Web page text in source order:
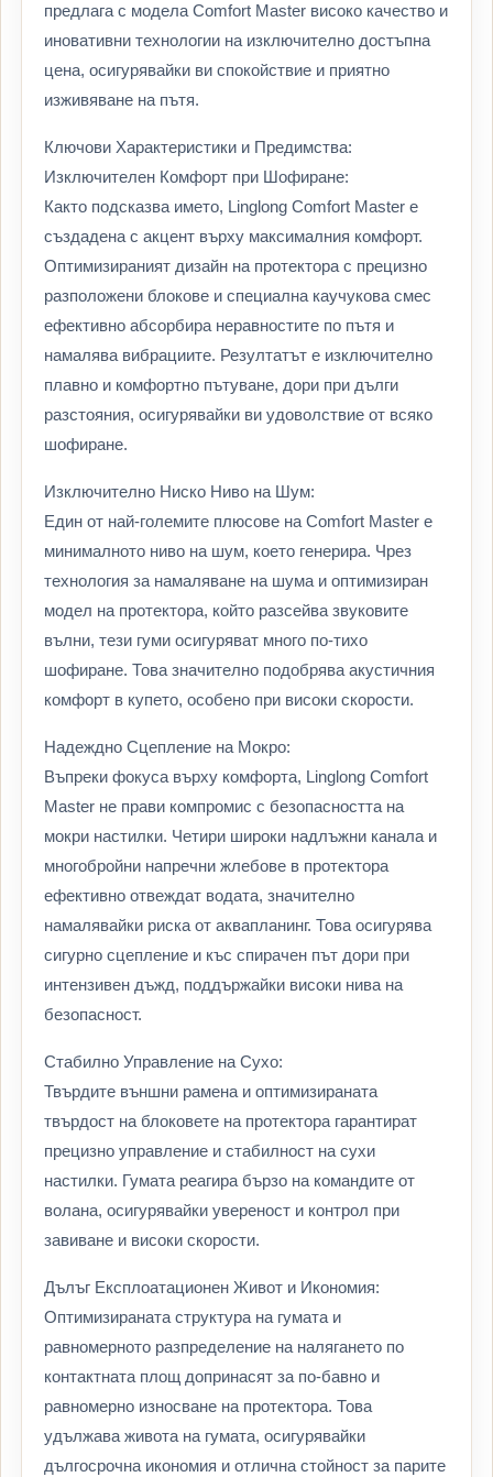
предлага с модела Comfort Master високо качество и
иновативни технологии на изключително достъпна
цена, осигурявайки ви спокойствие и приятно
изживяване на пътя.
Ключови Характеристики и Предимства:
Изключителен Комфорт при Шофиране:
Както подсказва името, Linglong Comfort Master е
създадена с акцент върху максималния комфорт.
Оптимизираният дизайн на протектора с прецизно
разположени блокове и специална каучукова смес
ефективно абсорбира неравностите по пътя и
намалява вибрациите. Резултатът е изключително
плавно и комфортно пътуване, дори при дълги
разстояния, осигурявайки ви удоволствие от всяко
шофиране.
Изключително Ниско Ниво на Шум:
Един от най-големите плюсове на Comfort Master е
минималното ниво на шум, което генерира. Чрез
технология за намаляване на шума и оптимизиран
модел на протектора, който разсейва звуковите
вълни, тези гуми осигуряват много по-тихо
шофиране. Това значително подобрява акустичния
комфорт в купето, особено при високи скорости.
Надеждно Сцепление на Мокро:
Въпреки фокуса върху комфорта, Linglong Comfort
Master не прави компромис с безопасността на
мокри настилки. Четири широки надлъжни канала и
многобройни напречни жлебове в протектора
ефективно отвеждат водата, значително
намалявайки риска от аквапланинг. Това осигурява
сигурно сцепление и къс спирачен път дори при
интензивен дъжд, поддържайки високи нива на
безопасност.
Стабилно Управление на Сухо:
Твърдите външни рамена и оптимизираната
твърдост на блоковете на протектора гарантират
прецизно управление и стабилност на сухи
настилки. Гумата реагира бързо на командите от
волана, осигурявайки увереност и контрол при
завиване и високи скорости.
Дълъг Експлоатационен Живот и Икономия:
Оптимизираната структура на гумата и
равномерното разпределение на налягането по
контактната площ допринасят за по-бавно и
равномерно износване на протектора. Това
удължава живота на гумата, осигурявайки
дългосрочна икономия и отлична стойност за парите